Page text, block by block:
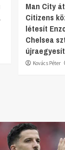
Man City
Citizens
létesít
Chelsea
Kovács Péter